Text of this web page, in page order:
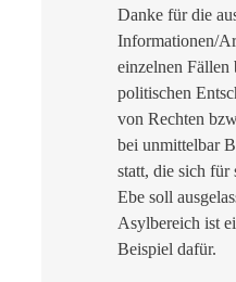
Danke für die
Informationen/
einzelnen Fällen
politischen
von Rechten
bei unmittelbar
statt, die sich für
Ebe soll
Asylbereich ist
Beispiel dafür.